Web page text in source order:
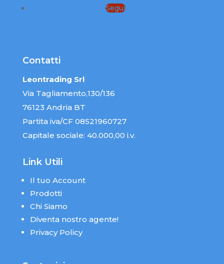
Segui
Contatti
Leontrading Srl
Via Tagliamento,130/136
76123 Andria BT
Partita iva/CF 08521960727
Capitale sociale: 40.000,00 i.v.
Link Utili
Il tuo Account
Prodotti
Chi Siamo
Diventa nostro agente!
Privacy Policy